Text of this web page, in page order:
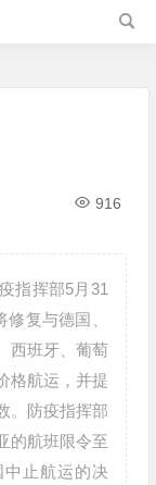
916
指挥部5月31
复与德国、
西班牙、葡萄
格航运，并提
。防疫指挥部
的航班限令至
止航运的决